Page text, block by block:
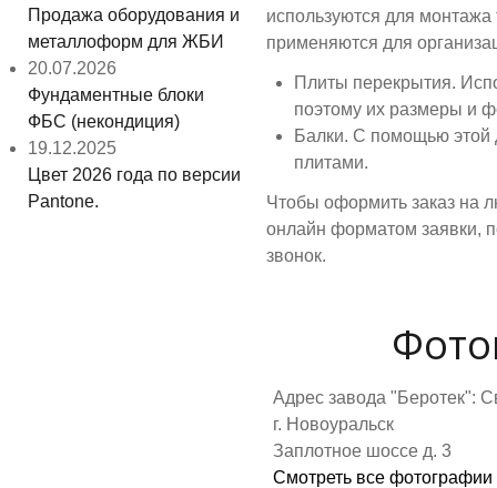
Продажа оборудования и
металлоформ для ЖБИ
20.07.2026
Фундаментные блоки
ФБС (некондиция)
19.12.2025
Цвет 2026 года по версии
Pantone.
используются для
применяются для
Плиты перекрытия.
поэтому их размеры и
Балки. С помощью этой
плитами.
Чтобы оформить заказ на
онлайн форматом заявки,
звонок.
Адрес завода "Беротек":
г. Новоуральск
Заплотное шоссе д. 3
Смотреть все фотографии